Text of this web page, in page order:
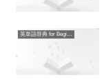
英単語辞典 for Beginners